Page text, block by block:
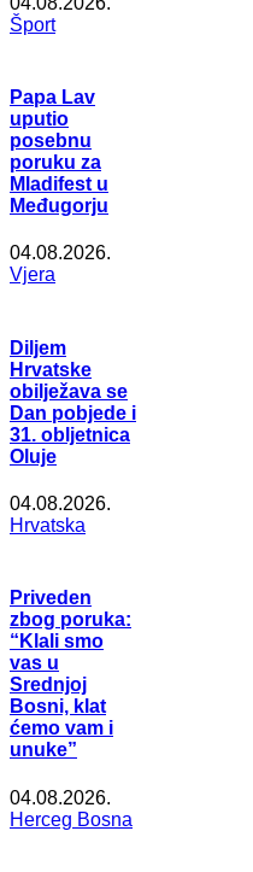
Šport
Papa Lav
uputio
posebnu
poruku za
Mladifest u
Međugorju
04.08.2026.
Vjera
Diljem
Hrvatske
obilježava se
Dan pobjede i
31. obljetnica
Oluje
04.08.2026.
Hrvatska
Priveden
zbog poruka:
“Klali smo
vas u
Srednjoj
Bosni, klat
ćemo vam i
unuke”
04.08.2026.
Herceg Bosna